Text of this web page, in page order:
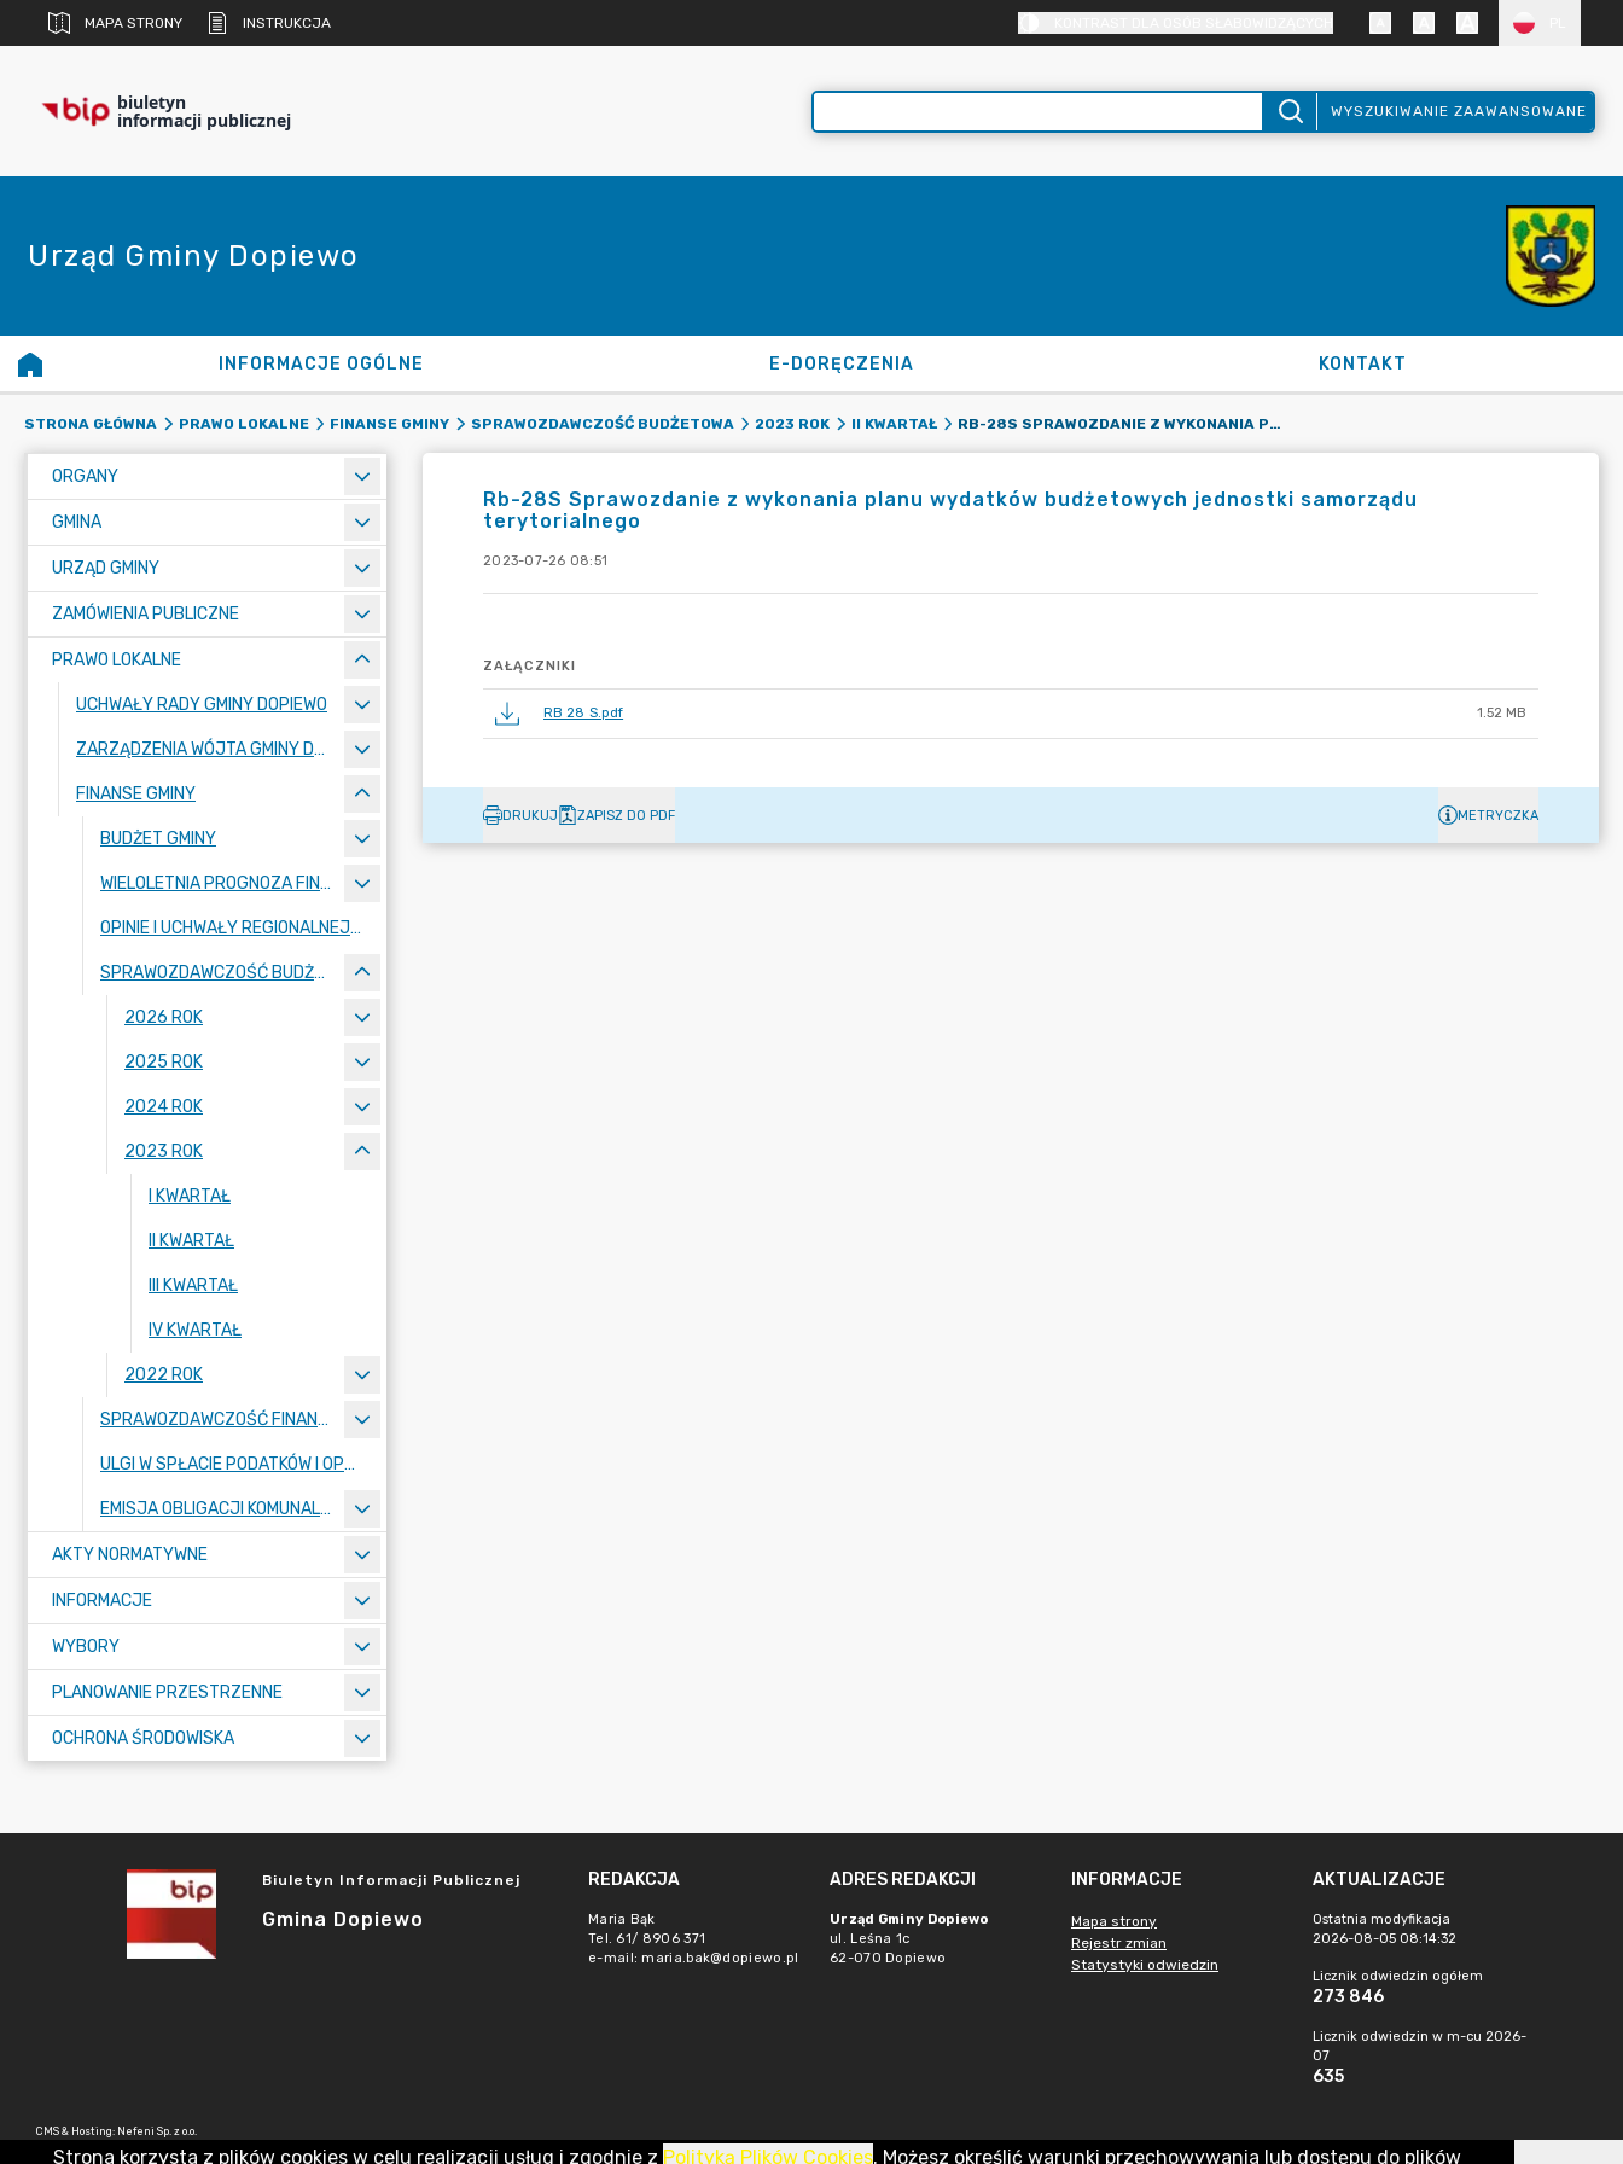
MAPA STRONY INSTRUKCJA
biuletyn
informacji publicznej WYSZUKIWANIE ZAAWANSOWANE
Urząd Gminy Dopiewo
INFORMACJE OGÓLNE E-DORĘCZENIA KONTAKT
STRONA GŁÓWNA PRAWO LOKALNE FINANSE GMINY SPRAWOZDAWCZOŚĆ BUDŻETOWA 2023 ROK II KWARTAŁ RB-28S SPRAWOZDANIE Z WYKONANIA PLANU WYDATKÓW BUDŻETOWYCH JEDNOSTKI SAMORZĄDU TERYTORIALNEGO
ORGANY
GMINA
URZĄD GMINY
ZAMÓWIENIA PUBLICZNE
PRAWO LOKALNE
UCHWAŁY RADY GMINY DOPIEWO
ZARZĄDZENIA WÓJTA GMINY DOPIEWO
FINANSE GMINY
BUDŻET GMINY
WIELOLETNIA PROGNOZA FINANSOWA
OPINIE I UCHWAŁY REGIONALNEJ IZBY OBRACHUNKOWEJ
SPRAWOZDAWCZOŚĆ BUDŻETOWA
2026 ROK
2025 ROK
2024 ROK
2023 ROK
I KWARTAŁ
II KWARTAŁ
III KWARTAŁ
IV KWARTAŁ
2022 ROK
SPRAWOZDAWCZOŚĆ FINANSOWA
ULGI W SPŁACIE PODATKÓW I OPŁAT
EMISJA OBLIGACJI KOMUNALNYCH
AKTY NORMATYWNE
INFORMACJE
WYBORY
PLANOWANIE PRZESTRZENNE
OCHRONA ŚRODOWISKA
Rb-28S Sprawozdanie z wykonania planu wydatków budżetowych jednostki samorządu
terytorialnego
2023-07-26 08:51
ZAŁĄCZNIKI
RB 28 S.pdf 1.52 MB
DRUKUJ ZAPISZ DO PDF METRYCZKA
Biuletyn Informacji Publicznej
Gmina Dopiewo
REDAKCJA
Maria Bąk
Tel. 61/ 8906 371
e-mail: maria.bak@dopiewo.pl
ADRES REDAKCJI
Urząd Gminy Dopiewo
ul. Leśna 1c
62-070 Dopiewo
INFORMACJE
Mapa strony
Rejestr zmian
Statystyki odwiedzin
AKTUALIZACJE
Ostatnia modyfikacja
2026-08-05 08:14:32
Licznik odwiedzin ogółem
273 846
Licznik odwiedzin w m-cu 2026-
07
635
CMS & Hosting: Nefeni Sp. z o.o.
Strona korzysta z plików cookies w celu realizacji usług i zgodnie z Polityką Plików Cookies. Możesz określić warunki przechowywania lub dostępu do plików